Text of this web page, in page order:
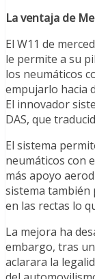
La ventaja de
El W11 de
le permite a su
los neumáticos
empujarlo hacia
El innovador
DAS, que
El sistema
neumáticos con
más apoyo
sistema también
en las rectas lo
La mejora ha
embargo, tras
aclarara la